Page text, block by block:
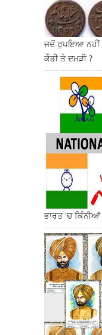
ਜਦੋਂ ਰੁਪਇਆ ਨਹੀਂ
ਕੌਡੀ ਤੇ ਦਮੜੀ ?
ਭਾਰਤ 'ਚ ਕਿੰਨੀਆਂ